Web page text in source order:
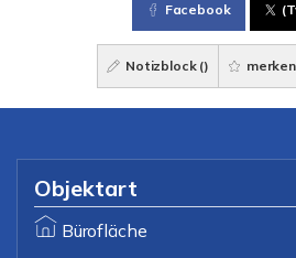
Facebook
Notizblock () merken
Objektart
Bürofläche